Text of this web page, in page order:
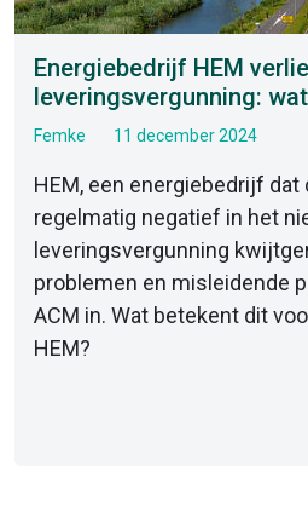
Energiebedrijf HEM
leveringsvergunning:
klanten?
Femke 11 december 2024
HEM, een energiebedrijf
regelmatig negatief in het
leveringsvergunning
problemen en misleidende
ACM in. Wat betekent dit
HEM?